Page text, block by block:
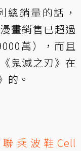
總銷量的話，
畫銷售已超過
萬），而且
鬼滅之刃》在
的。
聯乘波鞋Cell